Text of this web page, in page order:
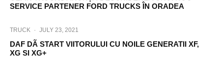
SERVICE PARTENER FORD TRUCKS ÎN ORADEA
TRUCK · JULY 23, 2021
DAF DÃ START VIITORULUI CU NOILE GENERATII XF,
XG SI XG+